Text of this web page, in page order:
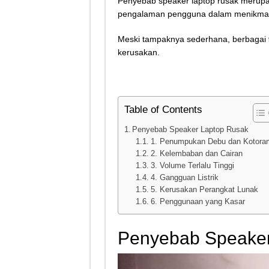
Tips Atasi Motor Bunyi
pengalaman pengguna dalam
Meski tampaknya sederhana,
kerusakan.
Table of Contents
Penyebab Speaker Laptop Rusak
1. Penumpukan Debu dan
2. Kelembaban dan Cairan
3. Volume Terlalu Tinggi
4. Gangguan Listrik
5. Kerusakan Perangkat Lunak
6. Penggunaan yang Kasar
Penyebab